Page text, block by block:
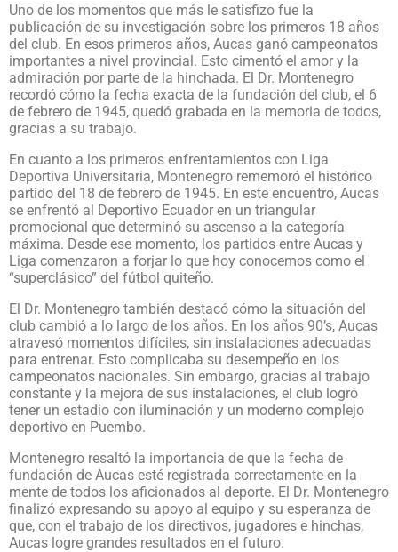
Uno de los momentos que más le satisfizo fue la
publicación de su investigación sobre los primeros 18 años
del club. En esos primeros años, Aucas ganó campeonatos
importantes a nivel provincial. Esto cimentó el amor y la
admiración por parte de la hinchada. El Dr. Montenegro
recordó cómo la fecha exacta de la fundación del club, el 6
de febrero de 1945, quedó grabada en la memoria de todos,
gracias a su trabajo.
En cuanto a los primeros enfrentamientos con Liga
Deportiva Universitaria, Montenegro rememoró el histórico
partido del 18 de febrero de 1945. En este encuentro, Aucas
se enfrentó al Deportivo Ecuador en un triangular
promocional que determinó su ascenso a la categoría
máxima. Desde ese momento, los partidos entre Aucas y
Liga comenzaron a forjar lo que hoy conocemos como el
“superclásico” del fútbol quiteño.
El Dr. Montenegro también destacó cómo la situación del
club cambió a lo largo de los años. En los años 90’s, Aucas
atravesó momentos difíciles, sin instalaciones adecuadas
para entrenar. Esto complicaba su desempeño en los
campeonatos nacionales. Sin embargo, gracias al trabajo
constante y la mejora de sus instalaciones, el club logró
tener un estadio con iluminación y un moderno complejo
deportivo en Puembo.
Montenegro resaltó la importancia de que la fecha de
fundación de Aucas esté registrada correctamente en la
mente de todos los aficionados al deporte. El Dr. Montenegro
finalizó expresando su apoyo al equipo y su esperanza de
que, con el trabajo de los directivos, jugadores e hinchas,
Aucas logre grandes resultados en el futuro.